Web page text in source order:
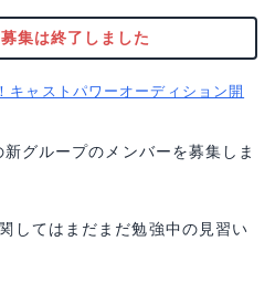
集は終了しました
キャストパワーオーディション開
グループのメンバーを募集しま
してはまだまだ勉強中の見習い